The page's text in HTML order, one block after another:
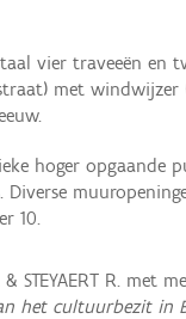
vier traveeën en
met
hoger opgaande
10.
& STEYAERT R. met
het cultuurbezit in